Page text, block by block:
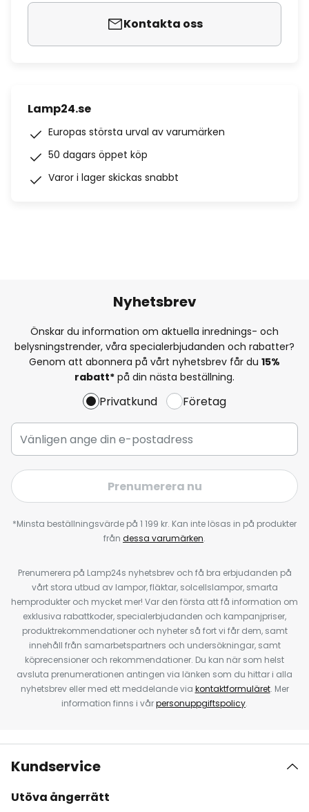
Kontakta oss
Lamp24.se
Europas största urval av varumärken
50 dagars öppet köp
Varor i lager skickas snabbt
Nyhetsbrev
Önskar du information om aktuella inrednings- och
belysningstrender, våra specialerbjudanden och rabatter?
Genom att abonnera på vårt nyhetsbrev får du 15%
rabatt* på din nästa beställning.
Privatkund Företag
Prenumerera nu
*Minsta beställningsvärde på 1 199 kr. Kan inte lösas in på produkter
från dessa varumärken.
Prenumerera på Lamp24s nyhetsbrev och få bra erbjudanden på
vårt stora utbud av lampor, fläktar, solcellslampor, smarta
hemprodukter och mycket mer! Var den första att få information om
exklusiva rabattkoder, specialerbjudanden och kampanjpriser,
produktrekommendationer och nyheter så fort vi får dem, samt
innehåll från samarbetspartners och undersökningar, samt
köprecensioner och rekommendationer. Du kan när som helst
avsluta prenumerationen antingen via länken som du hittar i alla
nyhetsbrev eller med ett meddelande via kontaktformuläret. Mer
information finns i vårpersonuppgiftspolicy.
Kundservice
Utöva ångerrätt